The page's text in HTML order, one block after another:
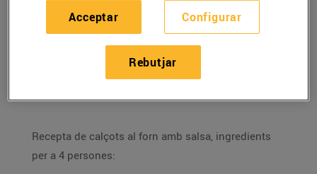
RECEPTES
Recepta de calçots al
forn amb salsa
Recepta de calçots al forn amb salsa, ingredients
per a 4 persones:
Configurar
Rebutjar
Acceptar